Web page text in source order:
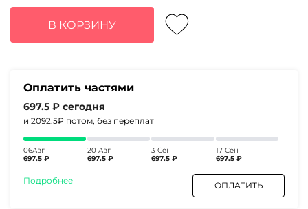
цена
составляла
3600₽.
цена:
2790₽.В КОРЗИНУ
Оплатить частями
697.5 ₽ сегодня
и 2092.5₽ потом, без переплат
06Авг
697.5 ₽
20 Авг
697.5 ₽
3 Сен
697.5 ₽
17 Сен
697.5 ₽
Подробнее ОПЛАТИТЬ